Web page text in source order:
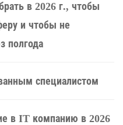
в 2026 г., чтобы
и чтобы не
полгода
специалистом
в IT компанию в 2026